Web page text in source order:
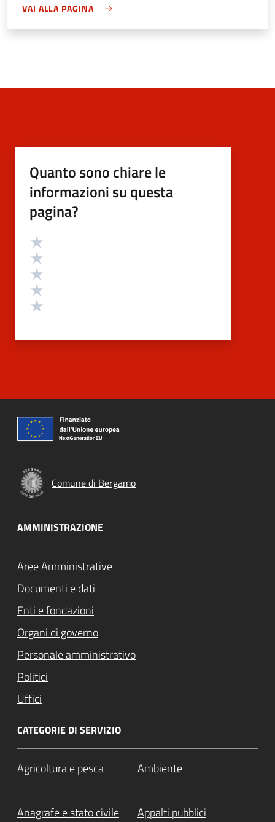
VAI ALLA PAGINA
Quanto sono chiare le
informazioni su questa
pagina?
Valutazione
Comune di Bergamo
AMMINISTRAZIONE
Aree Amministrative
Documenti e dati
Enti e fondazioni
Organi di governo
Personale amministrativo
Politici
Uffici
CATEGORIE DI SERVIZIO
Agricoltura e pesca Ambiente
Anagrafe e stato civile Appalti pubblici